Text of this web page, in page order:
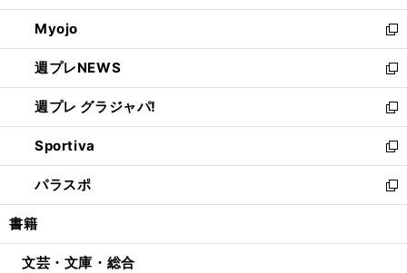
開
く
ウ
で
開
く
ン
ド
ウ
で
開
く
ウ
ィ
ン
ド
ウ
で
開
く
Myojo
新
し
い
ウ
ィ
ン
ド
ウ
で
開
週プレNEWS
新
し
い
ウ
ィ
ン
ド
ウ
開
週プレ グラジャパ!
新
し
い
ウ
ィ
ン
ウ
Sportiva
新
し
い
ウ
ン
パラスポ
新
し
ウ
書籍
文芸・文庫・総合